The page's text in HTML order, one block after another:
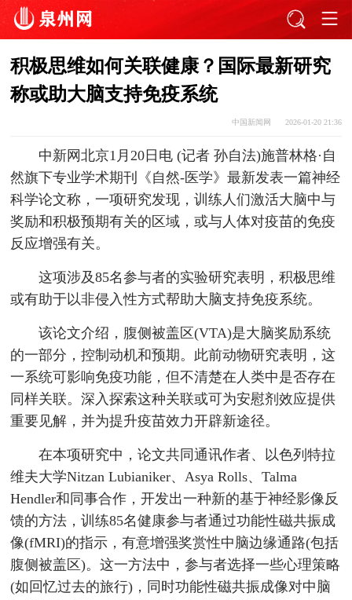
积极思维如何关联健康？国际最新研究
称或助大脑支持免疫系统
中国新闻网 2026-01-20 21:36
中新网北京1月20日电 (记者 孙自法)施普林格·自
然旗下专业学术期刊《自然-医学》最新发表一篇神经
科学论文称，一项研究发现，训练人们激活大脑中与
奖励和积极预期有关的区域，或与人体对疫苗的免疫
反应增强有关。
这项涉及85名参与者的实验研究表明，积极思维
或有助于以非侵入性方式帮助大脑支持免疫系统。
该论文介绍，腹侧被盖区(VTA)是大脑奖励系统
的一部分，控制动机和预期。此前动物研究表明，这
一系统可影响免疫功能，但不清楚在人类中是否存在
同样关联。深入探索这种关联或可为安慰剂效应提供
重要见解，并为提升疫苗效力开辟新途径。
在本项研究中，论文共同通讯作者、以色列特拉
维夫大学Nitzan Lubianiker、Asya Rolls、Talma
Hendler和同事合作，开发出一种新的基于神经影像反
馈的方法，训练85名健康参与者通过功能性磁共振成
像(fMRI)的指示，有意增强奖赏性中脑边缘通路(包括
腹侧被盖区)。这一方法中，参与者选择一些心理策略
(如回忆过去的旅行)，同时功能性磁共振成像对中脑